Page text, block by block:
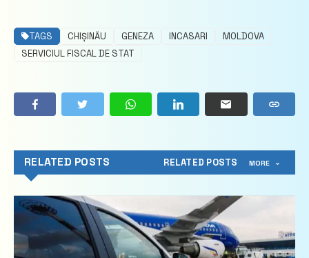
TAGS CHIȘINĂU GENEZA INCASARI
MOLDOVA
SERVICIUL FISCAL DE STAT
RELATED POSTS RELATED POSTS MORE